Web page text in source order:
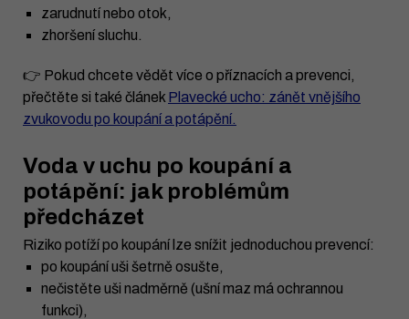
zarudnutí nebo otok,
zhoršení sluchu.
👉 Pokud chcete vědět více o příznacích a prevenci,
přečtěte si také článek Plavecké ucho: zánět vnějšího
zvukovodu po koupání a potápění.
Voda v uchu po koupání a
potápění: jak problémům
předcházet
Riziko potíží po koupání lze snížit jednoduchou prevencí:
po koupání uši šetrně osušte,
nečistěte uši nadměrně (ušní maz má ochrannou
funkci),